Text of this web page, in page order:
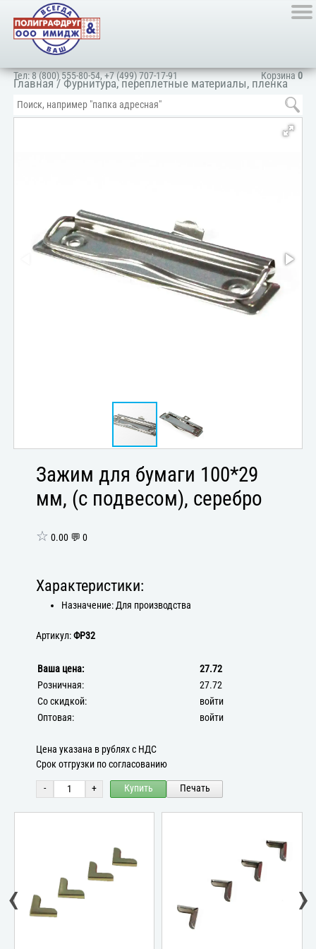
Корзина0
Тел:8 (800) 555-80-54,+7 (499) 707-17-91
Главная/Фурнитура, переплетные материалы, пленка
ПВХ, картон/Фурнитура/
Зажим для бумаги 100*29
мм, (с подвесом), серебро
☆ 0.00 💬 0
Характеристики:
Назначение: Для производства
Артикул:ФР32
Ваша цена:
27.72
Розничная:
27.72
Со скидкой:
войти
Оптовая:
войти
Цена указана в рублях с НДС
Срок отгрузки по согласованию
- + Купить Печать
‹ ›